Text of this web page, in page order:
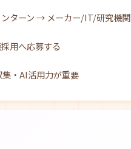
ターン → メーカー/IT/研究機関
用へ応募する
・AI活用力が重要